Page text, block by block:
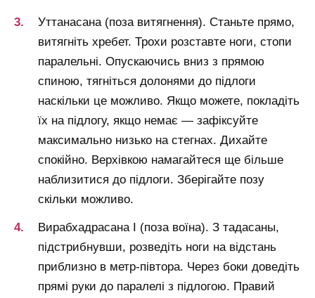
Уттанасана (поза витягнення). Станьте прямо,
витягніть хребет. Трохи розставте ноги, стопи
паралельні. Опускаючись вниз з прямою
спиною, тягніться долонями до підлоги
наскільки це можливо. Якщо можете, покладіть
їх на підлогу, якщо немає — зафіксуйте
максимально низько на стегнах. Дихайте
спокійно. Верхівкою намагайтеся ще більше
наблизитися до підлоги. Зберігайте позу
скільки можливо.
Вирабхадрасана I (поза воїна). З тадасаны,
підстрибнувши, розведіть ноги на відстань
приблизно в метр-півтора. Через боки доведіть
прямі руки до паралелі з підлогою. Правий